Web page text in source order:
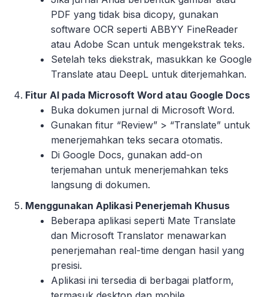
PDF yang tidak bisa dicopy, gunakan
software OCR seperti ABBYY FineReader
atau Adobe Scan untuk mengekstrak teks.
Setelah teks diekstrak, masukkan ke Google
Translate atau DeepL untuk diterjemahkan.
Fitur AI pada Microsoft Word atau Google Docs
Buka dokumen jurnal di Microsoft Word.
Gunakan fitur “Review” > “Translate” untuk
menerjemahkan teks secara otomatis.
Di Google Docs, gunakan add-on
terjemahan untuk menerjemahkan teks
langsung di dokumen.
Menggunakan Aplikasi Penerjemah Khusus
Beberapa aplikasi seperti Mate Translate
dan Microsoft Translator menawarkan
penerjemahan real-time dengan hasil yang
presisi.
Aplikasi ini tersedia di berbagai platform,